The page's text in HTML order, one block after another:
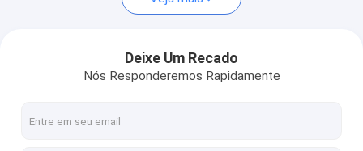
Leitor de IOT RFID
Leitor do Desktop RFID
Leitor fixo do RFID
Deixe Um Recado
Nós Responderemos Rapidamente